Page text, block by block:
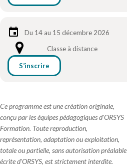
Du 14 au 15 décembre 2026
Classe à distance
S’inscrire
Ce programme est une création originale,
conçu par les équipes pédagogiques d'ORSYS
Formation. Toute reproduction,
représentation, adaptation ou exploitation,
totale ou partielle, sans autorisation préalable
écrite d'ORSYS, est strictement interdite.